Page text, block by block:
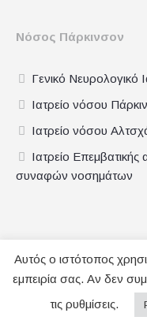
Νόσος Πάρκινσον
Γενικό Νευρολογικό
Ιατρείο νόσου
Ιατρείο νόσου
Ιατρείο
συναφών νοσημάτων
Zikos
Αυτός ο ιστότοπος
εμπειρία σας. Αν δεν
τις ρυθμίσεις.